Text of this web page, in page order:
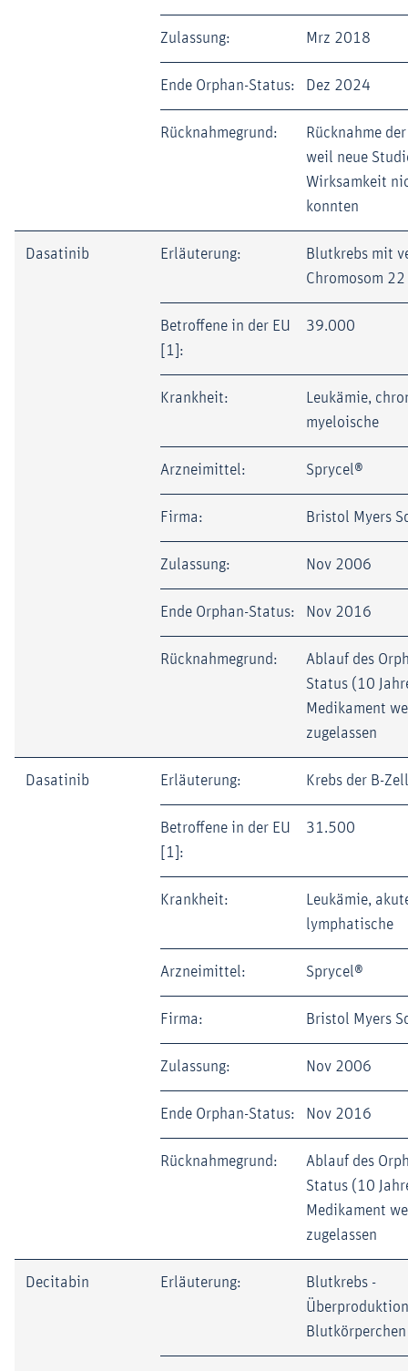
Zulassung: Mrz 2018
Ende Orphan-Status: Dez 2024
Rücknahmegrund:
Rücknahme
weil neue
Wirksamkeit
konnten
Dasatinib Erläuterung:
Blutkrebs mit
Chromosom 22
Betroffene in der EU
[1]:
39.000
Krankheit:
Leukämie,
myeloische
Arzneimittel: Sprycel®
Firma: Bristol Myers
Zulassung: Nov 2006
Ende Orphan-Status: Nov 2016
Rücknahmegrund:
Ablauf des
Status (10
Medikament
zugelassen
Dasatinib Erläuterung: Krebs der B-
Betroffene in der EU
[1]:
31.500
Krankheit:
Leukämie,
lymphatische
Arzneimittel: Sprycel®
Firma: Bristol Myers
Zulassung: Nov 2006
Ende Orphan-Status: Nov 2016
Rücknahmegrund:
Ablauf des
Status (10
Medikament
zugelassen
Decitabin Erläuterung:
Blutkrebs -
Blutkörperchen